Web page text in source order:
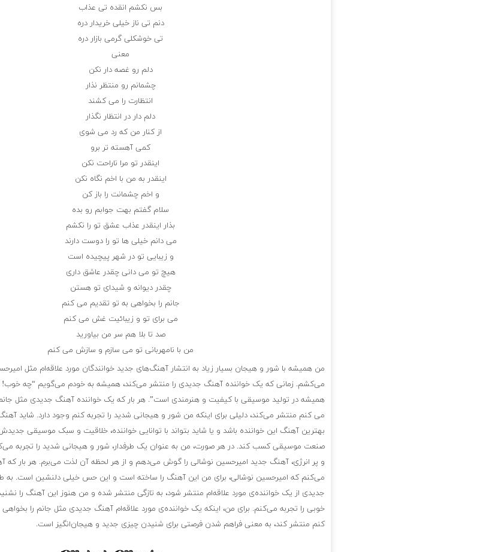
بس نکشم انقده تی عذاب
دنم تی ناز خیلی خریدار دره
تی خوشکلی گرمی بازار دره
معنی
دلم رو غصه دار نکن
چشمانم رو منتظر نذار
انتظارت را می کشند
دلم دار در انتظار نگذار
از کنار من که رد می شوی
کمی آهسته تر برو
اینقدر تو مرا ناراحت نکن
اینقدر به من با اخم نگاه نکن
و اخم چشمانت را باز کن
سلام گفتم بهت جوابم رو بده
بذار اینقدر عذاب عشق تو را نکشم
می دانم خیلی ها تو را دوست دارند
و زیبایی تو در شهر پیچیده است
هیچ‌ تو می دانی چقدر عاشق داری
چقدر دیوانه و شیدای تو هستن
جانم را بخواهی به تو تقدیم می کنم
می برای تو و زیبائیت غش می کنم
صد تا بلا هم سر من بیاورید
من با نامهربانی تو می سازم و سازش می کنم
من همیشه با شور و هیجان بسیار زیاد به انتشار آهنگ‌های جدید خوانندگان مورد علاقه‌ام مثل
می‌کشم. زمانی که یک خواننده آهنگ جدیدی را منتشر می‌کند، همیشه به خودم می‌گویم “چه خوب!
همیشه در تولید موسیقی با کیفیت و هنرمندی است”. هر بار که یک خواننده آهنگ جدیدی مثل
می کنم منتشر می‌کند، دلیلی برای اینکه من شور و هیجانی شدید را تجربه کنم وجود دارد. شاید
بهترین آهنگ این خواننده باشد و یا شاید بتواند با توانایی خواننده، خلاقیت و سبک موسیقی جدیدش،
صنعت موسیقی کسب کند. در هر صورت، من به عنوان یک طرفدار، شور و هیجانی شدید را تجربه
و پر انرژی، آهنگ جدید امیرحسین نوشالی را گوش می‌دهم و از هر لحظه آن لذت می‌برم. هر بار
می‌کنم که امیرحسین نوشالی، برای من این آهنگ را ساخته است و این حس خیلی دلنشین است. به
جدیدی از یک خواننده‌ی مورد علاقه‌ام منتشر شود، به تازگی منتشر شده و من هنوز این آهنگ را
خوبی را تجربه می‌کنم. برای من، اینکه یک خواننده‌ی مورد علاقه‌ام آهنگ جدیدی مثل جانم را
کنم منتشر کند، به معنی فراهم شدن فرصتی برای شنیدن چیزی جدید و هیجان‌انگیز است.